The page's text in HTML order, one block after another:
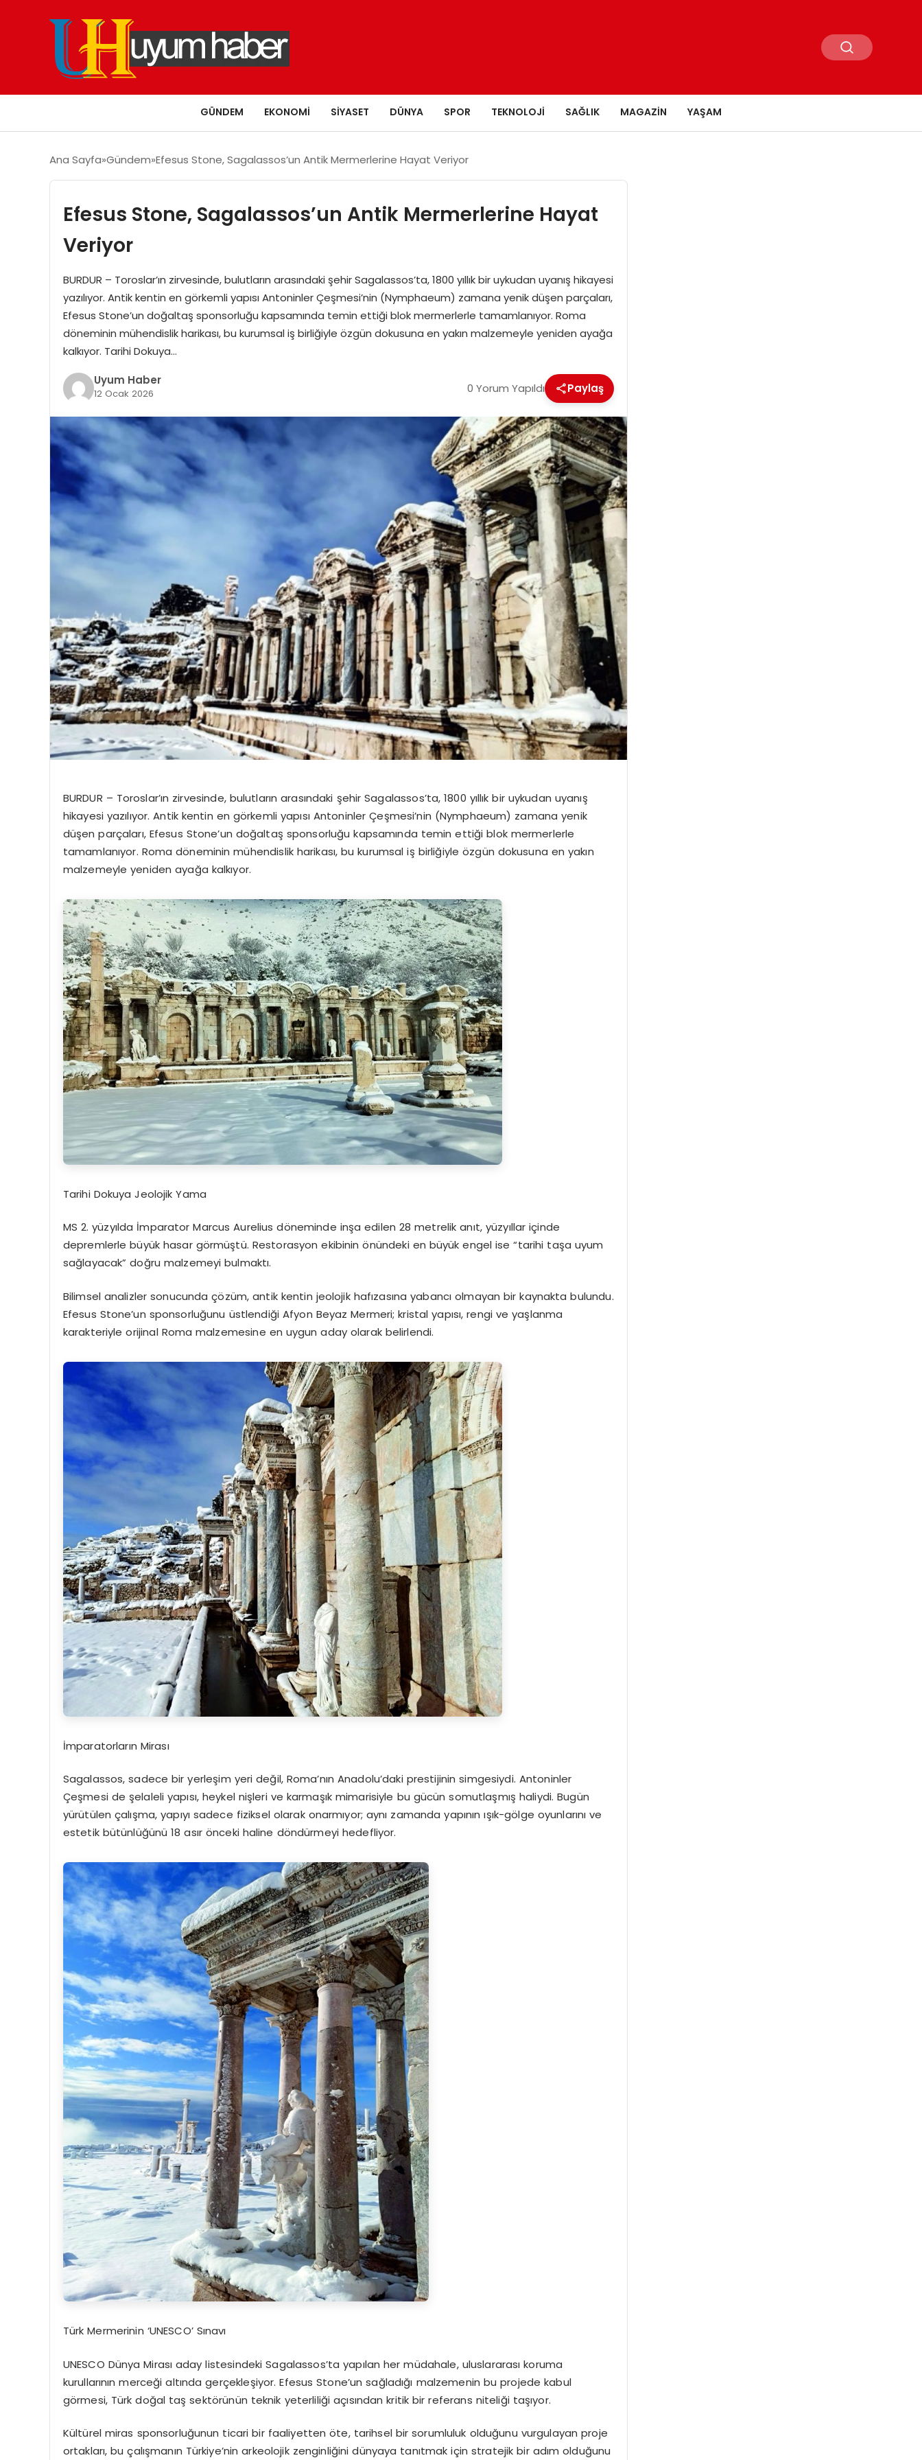
GÜNDEM EKONOMI SIYASET DÜNYA SPOR TEKNOLOJI SAĞLIK MAGAZIN YAŞAM
Ana Sayfa Gündem Efesus Stone, Sagalassos’un Antik Mermerlerine Hayat Veriyor
Efesus Stone, Sagalassos’un Antik Mermerlerine Hayat
Veriyor
BURDUR – Toroslar’ın zirvesinde, bulutların arasındaki şehir Sagalassos’ta, 1800 yıllık bir uykudan uyanış hikayesi
yazılıyor. Antik kentin en görkemli yapısı Antoninler Çeşmesi’nin (Nymphaeum) zamana yenik düşen parçaları,
Efesus Stone’un doğaltaş sponsorluğu kapsamında temin ettiği blok mermerlerle tamamlanıyor. Roma
döneminin mühendislik harikası, bu kurumsal iş birliğiyle özgün dokusuna en yakın malzemeyle yeniden ayağa
kalkıyor. Tarihi Dokuya…
Uyum Haber
12 Ocak 2026 0 Yorum Yapıldı Paylaş
BURDUR – Toroslar’ın zirvesinde, bulutların arasındaki şehirSagalassos’ta, 1800 yıllık bir uykudan uyanış
hikayesi yazılıyor. Antik kentin en görkemli yapısı Antoninler Çeşmesi’nin (Nymphaeum) zamana yenik
düşen parçaları, Efesus Stone’un doğaltaş sponsorluğu kapsamında temin ettiği blok mermerlerle
tamamlanıyor. Roma döneminin mühendislik harikası, bu kurumsal iş birliğiyle özgün dokusuna en yakın
malzemeyle yeniden ayağa kalkıyor.
Tarihi Dokuya Jeolojik Yama
MS 2. yüzyılda İmparator Marcus Aurelius döneminde inşa edilen 28 metrelik anıt, yüzyıllar içinde
depremlerle büyük hasar görmüştü. Restorasyon ekibinin önündeki en büyük engel ise “tarihi taşa uyum
sağlayacak” doğru malzemeyi bulmaktı.
Bilimsel analizler sonucunda çözüm, antik kentin jeolojik hafızasına yabancı olmayan bir kaynakta bulundu.
Efesus Stone’un sponsorluğunu üstlendiği Afyon Beyaz Mermeri; kristal yapısı, rengi ve yaşlanma
karakteriyle orijinal Roma malzemesine en uygun aday olarak belirlendi.
İmparatorların Mirası
Sagalassos, sadece bir yerleşim yeri değil, Roma’nın Anadolu’daki prestijinin simgesiydi. Antoninler
Çeşmesi de şelaleli yapısı, heykel nişleri ve karmaşık mimarisiyle bu gücün somutlaşmış haliydi. Bugün
yürütülen çalışma, yapıyı sadece fiziksel olarak onarmıyor; aynı zamanda yapının ışık-gölge oyunlarını ve
estetik bütünlüğünü 18 asır önceki haline döndürmeyi hedefliyor.
Türk Mermerinin ‘UNESCO’ Sınavı
UNESCO Dünya Mirası aday listesindekiSagalassos’ta yapılan her müdahale, uluslararası koruma
kurullarının merceği altında gerçekleşiyor.Efesus Stone’un sağladığı malzemenin bu projede kabul
görmesi, Türk doğal taş sektörünün teknik yeterliliği açısından kritik bir referans niteliği taşıyor.
Kültürel miras sponsorluğunun ticari bir faaliyetten öte, tarihsel bir sorumluluk olduğunu vurgulayan proje
ortakları, bu çalışmanın Türkiye’nin arkeolojik zenginliğini dünyaya tanıtmak için stratejik bir adım olduğunu